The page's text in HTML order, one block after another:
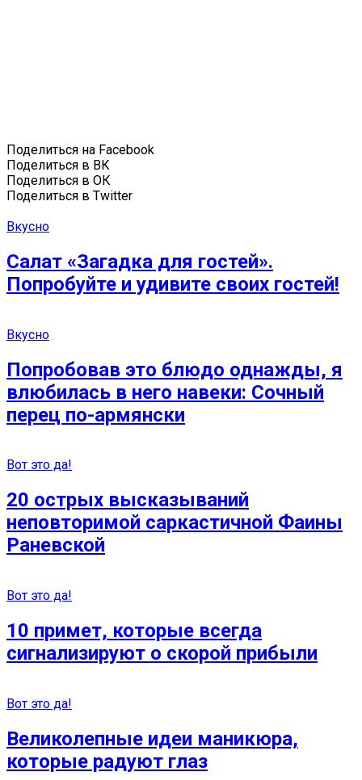
Поделиться на Facebook
Поделиться в ВК
Поделиться в ОК
Поделиться в Twitter
Вкусно
Салат «Загадка для гостей».
Попробуйте и удивите своих гостей!
Вкусно
Попробовав это блюдо однажды, я
влюбилась в него навеки: Сочный
перец по-армянски
Вот это да!
20 острых высказываний
неповторимой саркастичной Фаины
Раневской
Вот это да!
10 примет, которые всегда
сигнализируют о скорой прибыли
Вот это да!
Великолепные идеи маникюра,
которые радуют глаз